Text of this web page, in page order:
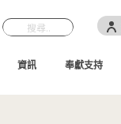
資訊 奉獻支持